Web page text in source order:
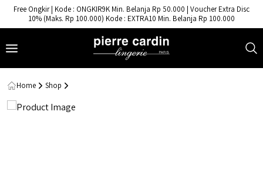
Free Ongkir | Kode : ONGKIR9K Min. Belanja Rp 50.000 | Voucher Extra Disc
10% (Maks. Rp 100.000) Kode : EXTRA10 Min. Belanja Rp 100.000
Home Shop
- Pierre Cardin Lingerie